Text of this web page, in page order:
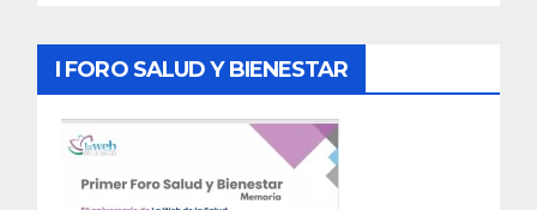
I FORO SALUD Y BIENESTAR